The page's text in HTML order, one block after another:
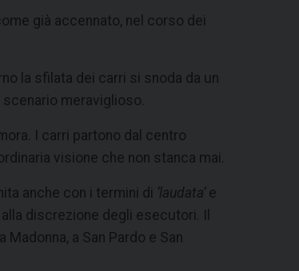
già accennato, nel corso dei
la sfilata dei carri si snoda da un
meraviglioso.
I carri partono dal centro
visione che non stanca mai.
anche con i termini di ‘laudata’ e
discrezione degli esecutori. Il
a San Pardo e San